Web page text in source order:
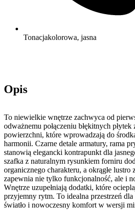
Tonacjakolorowa, jasna
Opis
To niewielkie wnętrze zachwyca od
odważnemu połączeniu błękitnych
powierzchni, które wprowadzają do
harmonii. Czarne detale armatury, rama
stanowią elegancki kontrapunkt dla
szafka z naturalnym rysunkiem forniru
organicznego charakteru, a okrągłe
zapewnia nie tylko funkcjonalność, ale i
Wnętrze uzupełniają dodatki, które
przyjemny rytm. To idealna przestrzeń
światło i nowoczesny komfort w wersji